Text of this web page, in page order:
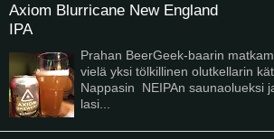
Axiom Blurricane New England
IPA
Prahan BeerGeek-baarin
vielä yksi tölkillinen olutkellarin
Nappasin NEIPAn saunaolueksi
lasi...